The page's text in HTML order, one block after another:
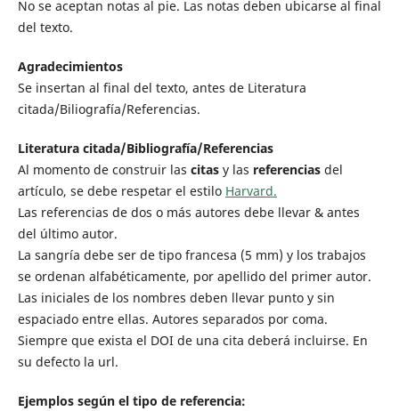
No se aceptan notas al pie. Las notas deben ubicarse al final
del texto.
Agradecimientos
Se insertan al final del texto, antes de Literatura
citada/Biliografía/Referencias.
Literatura citada/Bibliografía/Referencias
Al momento de construir las citasy las referenciasdel
artículo, se debe respetar el estilo Harvard.
Las referencias de dos o más autores debe llevar & antes
del último autor.
La sangría debe ser de tipo francesa (5 mm) y los trabajos
se ordenan alfabéticamente, por apellido del primer autor.
Las iniciales de los nombres deben llevar punto y sin
espaciado entre ellas. Autores separados por coma.
Siempre que exista el DOI de una cita deberá incluirse. En
su defecto la url.
Ejemplossegún el tipo de referencia: